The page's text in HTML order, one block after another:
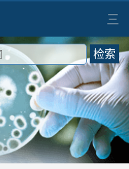
三
检索